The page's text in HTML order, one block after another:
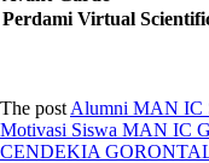
Perdami Virtual
The post Alumni MAN IC
Motivasi Siswa MAN IC
CENDEKIA